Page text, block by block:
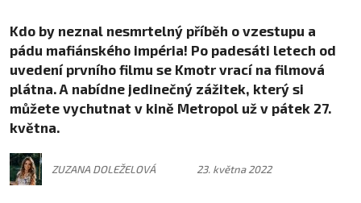
Kdo by neznal nesmrtelný příběh o vzestupu a
pádu mafiánského impéria! Po padesáti letech od
uvedení prvního filmu se Kmotr vrací na filmová
plátna. A nabídne jedinečný zážitek, který si
můžete vychutnat v kině Metropol už v pátek 27.
května.
ZUZANA DOLEŽELOVÁ 23. května 2022